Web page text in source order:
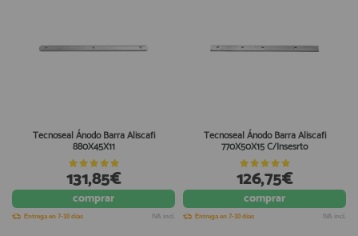
Tecnoseal Ánodo Barra Aliscafi
880X45X11
131,85€
comprar
Entrega en 7-10 días IVA incl.
Tecnoseal Ánodo Barra Aliscafi
770X50X15 C/Insesrto
126,75€
comprar
Entrega en 7-10 días IVA incl.